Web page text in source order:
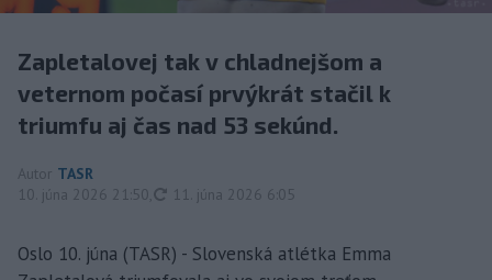
Zapletalovej tak v chladnejšom a
veternom počasí prvýkrát stačil k
triumfu aj čas nad 53 sekúnd.
Autor TASR
10. júna 2026 21:50
aktualizované
11. júna 2026 6:05
Oslo 10. júna (TASR) - Slovenská atlétka Emma